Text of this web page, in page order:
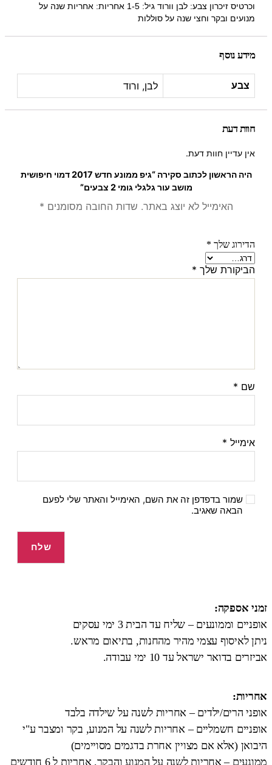
וכרטיס זיכרון צבע: לבן וורוד גיל: 1-5 אחריות: אחריות שנה על
מנועים ובקר וחצי שנה על סוללות
מידע נוסף
צבע לבן, ורוד
חוות דעת
אין עדיין חוות דעת.
היה הראשון לכתוב סקירה “גיפ ממונע חדש 2017 דמוי חיפושית
מושב עור גלגלי גומי 2 צבעים”
האימייל לא יוצג באתר. שדות החובה מסומנים *
הדירוג שלך *
הביקורת שלך *
שם *
אימייל *
שמור בדפדפן זה את השם, האימייל והאתר שלי לפעם
הבאה שאגיב.
זמני אספקה:
אופניים וממונעים – שליח עד הבית 3 ימי עסקים
ניתן לאיסוף עצמי מהיר מהחנות, בתיאום מראש.
אביזרים בדואר ישראל עד 10 ימי עבודה.
אחריות:
אופני הרים/ילדים – אחריות לשנה על שילדה בלבד
אופניים חשמליים – אחריות לשנה על המנוע, בקר ומצבר ע"י
היבואן (אלא אם מצויין אחרת בדגמים מסויימים)
ממונעים – אחריות לשנה על המנוע והבקר, אחריות ל 6 חודשים